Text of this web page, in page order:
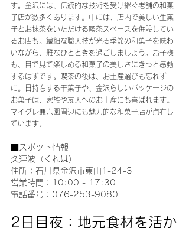
す。金沢には、伝統的な技術を受け継ぐ老舗の和菓
子店が数多くあります。中には、店内で美しい生菓
子とお抹茶をいただける喫茶スペースを併設してい
るお店も。繊細な職人技が光る季節の和菓子を味わ
いながら、雅なひとときを過ごしましょう。お子様
も、目で見て楽しめる和菓子の美しさにきっと感動
するはずです。喫茶の後は、お土産選びも忘れず
に。日持ちする干菓子や、金沢らしいパッケージの
お菓子は、家族や友人へのお土産にも喜ばれます。
マイグレ兼六園周辺にも魅力的な和菓子店が点在し
ています。
■スポット情報
久連波（くれは）
住所：石川県金沢市東山1-24-3
営業時間：10:00 - 17:30
電話番号：076-253-9080
2日目夜：地元食材を活か